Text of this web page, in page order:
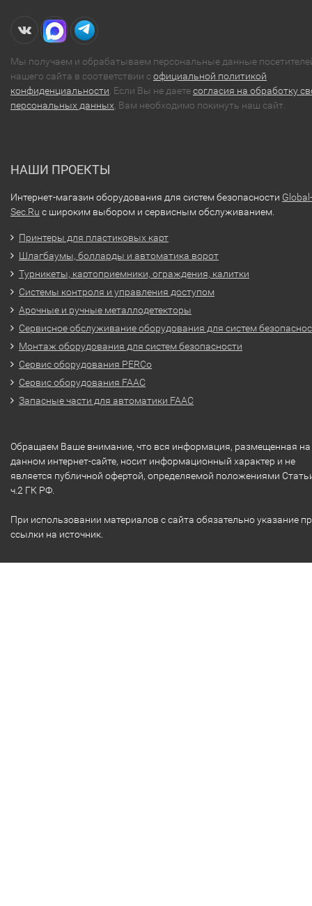
Мы получаем и обрабатываем персональные данные
нашего сайта в соответствии софициальной политикой
конфиденциальности . Если Вы не даетесогласия на обработку
персональных данных , Вам необходимо покинуть наш сайт.
НАШИ ПРОЕКТЫ
Интернет-магазин оборудования для систем безопасности Global-
Sec.Ru с широким выбором и сервисным обслуживанием.
Принтеры для пластиковых карт
Шлагбаумы, болларды и автоматика ворот
Турникеты, картоприемники, ограждения, калитки
Системы контроля и управления доступом
Арочные и ручные металлодетекторы
Сервисное обслуживание оборудования для систем
Монтаж оборудования для систем безопасности
Сервис оборудования PERCo
Сервис оборудования FAAC
Запасные части для автоматики FAAC
Обращаем Ваше внимание, что вся информация, размещенная на
данном интернет-сайте, носит информационный характер и не
является публичной офертой, определяемой положениями
ч.2 ГК РФ.
При использовании материалов с сайта обязательно указание
ссылки на источник.